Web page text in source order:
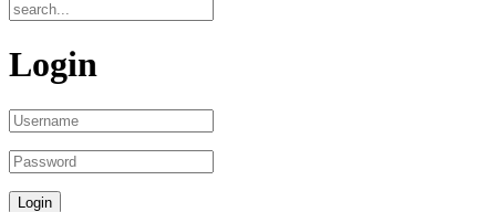
Login